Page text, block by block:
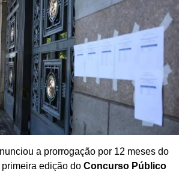
a prorrogação por 12 meses do
edição do Concurso Público